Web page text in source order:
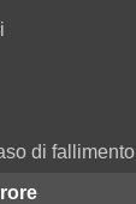
di fallimento